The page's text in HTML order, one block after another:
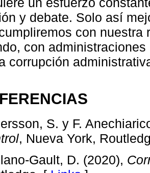
y debate. Solo así
con nuestra
con
corrupción
S. y F.
, Nueva York,
Gault, D. (2020),